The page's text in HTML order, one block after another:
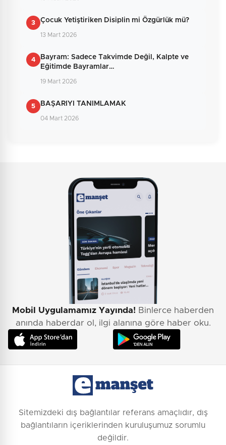
3 Çocuk Yetiştiriken Disiplin mi Özgürlük mü?
13 Mart 2026
4
Bayram: Sadece Takvimde Değil, Kalpte ve
Eğitimde Bayramlar…
19 Mart 2026
5 BAŞARIYI TANIMLAMAK
04 Mart 2026
Mobil Uygulamamız Yayında! Binlerce haberden
anında haberdar ol, ilgi alanına göre haber oku.
Sitemizdeki dış bağlantılar referans amaçlıdır, dış
bağlantıların içeriklerinden kuruluşumuz sorumlu
değildir.